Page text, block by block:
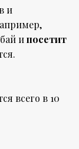
и
ипосетит
всего в 10